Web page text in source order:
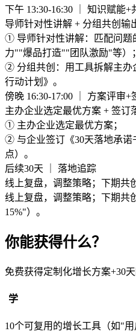
下午 13:30-16:30 ｜ 知识赋能+
导师针对性讲解 + 分组共创输
① 导师针对性讲解：匹配问题
力""爆品打造""团队激励"等）；
② 分组共创：用工具拆解主办
行动计划》。
傍晚 16:30-17:00 ｜ 方案评审+
主办企业选定最优方案 + 签订
① 主办企业选定最优方案；
② 与企业签订《30天落地承诺
点）。
后续30天 ｜ 落地追踪
线上复盘，调整策略；下期共
线上复盘，调整策略；下期共
15%"）。
你能获得什么？
免费获得定制化增长方案+30
学
10个可复用的增长工具（如"用